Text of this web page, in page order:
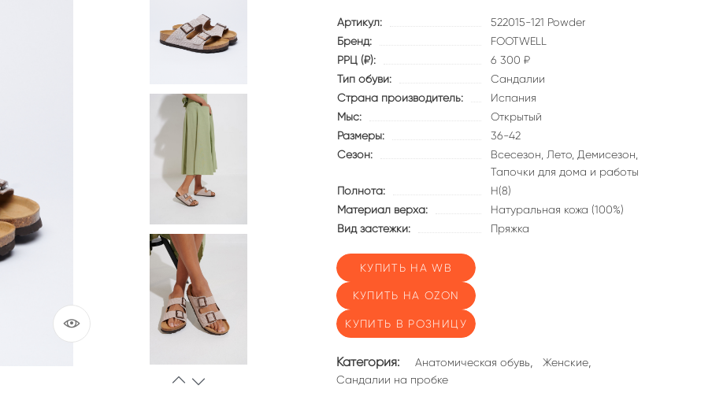
Артикул:
522015-121 Powder
Бренд:
FOOTWELL
РРЦ (₽):
6 300 ₽
Тип обуви:
Сандалии
Страна производитель:
Испания
Мыс:
Открытый
Размеры:
36-42
Сезон:
Всесезон, Лето, Демисезон,
Тапочки для дома и работы
Полнота:
Н(8)
Материал верха:
Натуральная кожа (100%)
Вид застежки:
Пряжка
КУПИТЬ НА WB
КУПИТЬ НА OZON
КУПИТЬ В РОЗНИЦУ
Категория: Анатомическая обувь Женские
Сандалии на пробке